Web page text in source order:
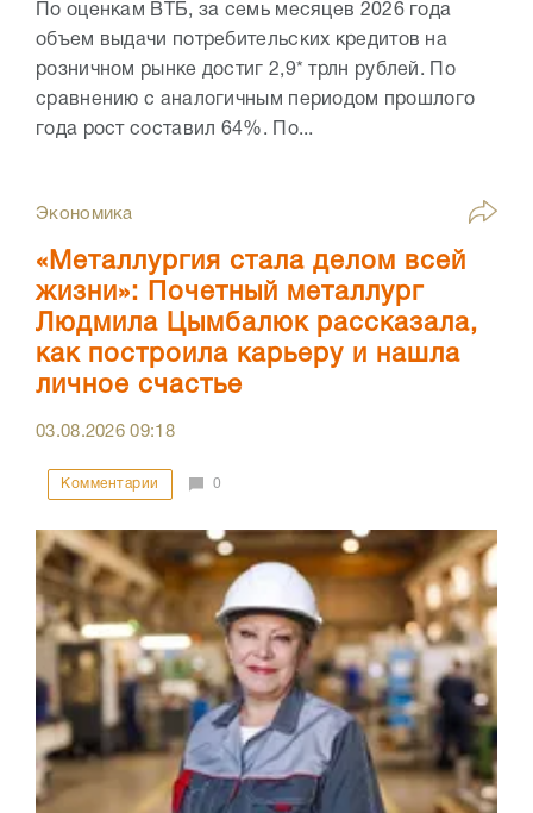
По оценкам ВТБ, за семь месяцев 2026 года
объем выдачи потребительских кредитов на
розничном рынке достиг 2,9* трлн рублей. По
сравнению с аналогичным периодом прошлого
года рост составил 64%. По...
Экономика
«Металлургия стала делом всей
жизни»: Почетный металлург
Людмила Цымбалюк рассказала,
как построила карьеру и нашла
личное счастье
03.08.202609:18
Комментарии 0